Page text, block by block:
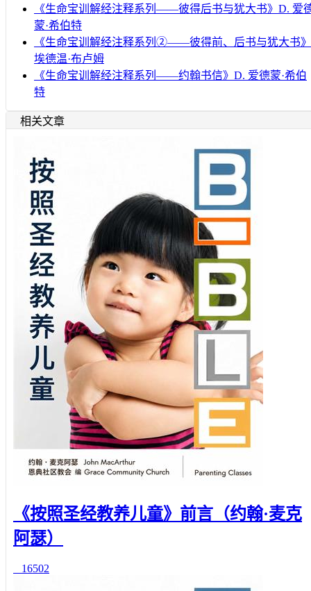
《生命宝训解经注释系列——彼得后书与犹大书》D. 爱
蒙·希伯特
《生命宝训解经注释系列②——彼得前、后书与犹大书》
埃德温·布卢姆
《生命宝训解经注释系列——约翰书信》D. 爱德蒙·希伯
特
相关文章
《按照圣经教养儿童》前言（约翰·麦克
阿瑟）
16502